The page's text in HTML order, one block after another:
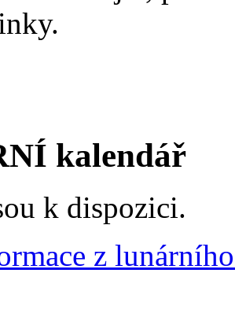
kalendář
k dispozici.
z